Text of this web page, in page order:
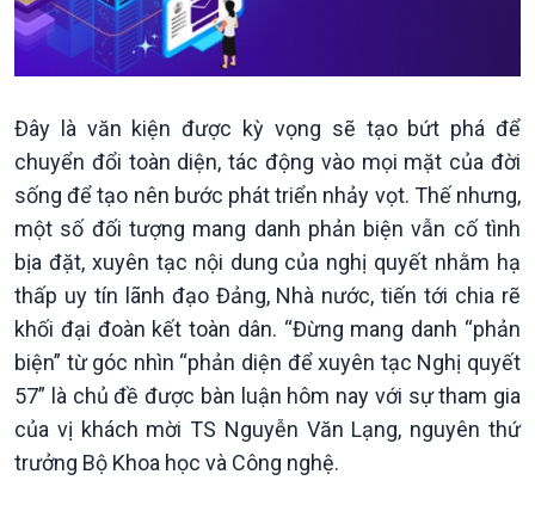
Trước giờ mở cửa
Dòng chảy Kinh tế
Sức sống hàng Việt
Tuyên chiến với gian lận
thương mại
Biển đảo Việt Nam
đảo
Tìm hiểu biển, đảo Việt
Nam
Xã hội
Tin Đời sống & Xã hội
360 độ Sức khỏe
Chuyển đổi Xanh
Khoa học & Công nghệ
Tin Khoa học & Công nghệ
Kết nối công nghệ
Sống chung với biến đổi
Đây là văn kiện được kỳ vọng sẽ tạo bứt phá để
chuyển đổi toàn diện, tác động vào mọi mặt của đời
sống để tạo nên bước phát triển nhảy vọt. Thế nhưng,
một số đối tượng mang danh phản biện vẫn cố tình
bịa đặt, xuyên tạc nội dung của nghị quyết nhằm hạ
thấp uy tín lãnh đạo Đảng, Nhà nước, tiến tới chia rẽ
khối đại đoàn kết toàn dân. “Đừng mang danh “phản
biện” từ góc nhìn “phản diện để xuyên tạc Nghị quyết
57” là chủ đề được bàn luận hôm nay với sự tham gia
của vị khách mời TS Nguyễn Văn Lạng, nguyên thứ
trưởng Bộ Khoa học và Công nghệ.